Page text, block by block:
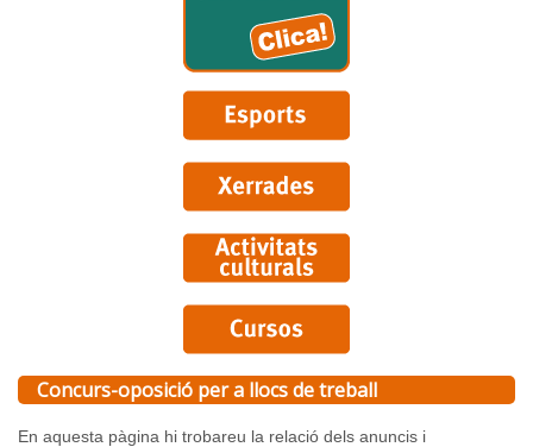
Concurs-oposició per a llocs de treball
En aquesta pàgina hi trobareu la relació dels anuncis i